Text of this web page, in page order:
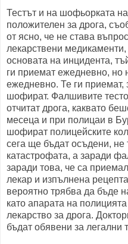
Тестът и на шофьорката
положителен за дрога,
от ясно, че не става
лекарствени
основата на инцидента,
ги приемат ежедневно, но
ежедневно. Те ги приемат,
шофират. Фалшивите
отчитат дрога, каквато
месеца и при полицаи в
шофират полицейските
сега ще бъдат осъдени, не
катастрофата, а заради
заради това, че са
лекар и изпълнена
вероятно трябва да бъде
като апарата на
лекарство за дрога.
бъдат обявени за легални